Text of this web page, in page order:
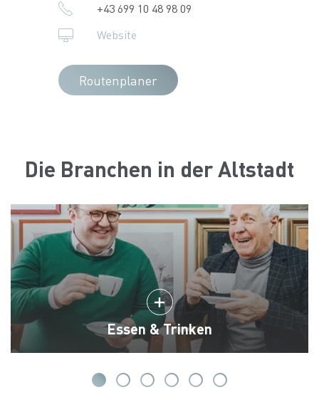
+43 699 10 48 98 09
Website
Routenplaner
Die Branchen in der Altstadt
Essen & Trinken